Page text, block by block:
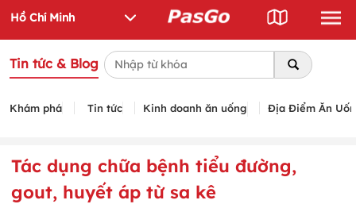
Tin tức & Blog
Khám phá Tin tức Kinh doanh ăn uống Địa Điểm Ăn
Tác dụng chữa bệnh tiểu đường,
gout, huyết áp từ sa kê